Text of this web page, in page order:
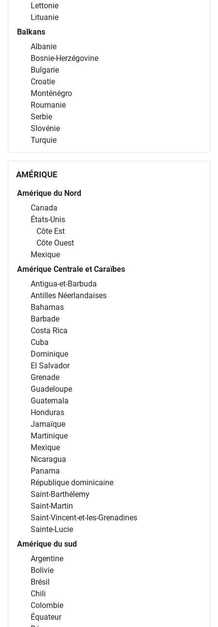
Lettonie
Lituanie
Balkans
Albanie
Bosnie-Herzégovine
Bulgarie
Croatie
Monténégro
Roumanie
Serbie
Slovénie
Turquie
AMÉRIQUE
Amérique du Nord
Canada
États-Unis
Côte Est
Côte Ouest
Mexique
Amérique Centrale et Caraïbes
Antigua-et-Barbuda
Antilles Néerlandaises
Bahamas
Barbade
Costa Rica
Cuba
Dominique
El Salvador
Grenade
Guadeloupe
Guatemala
Honduras
Jamaïque
Martinique
Mexique
Nicaragua
Panama
République dominicaine
Saint-Barthélemy
Saint-Martin
Saint-Vincent-et-les-Grenadines
Sainte-Lucie
Amérique du sud
Argentine
Bolivie
Brésil
Chili
Colombie
Équateur